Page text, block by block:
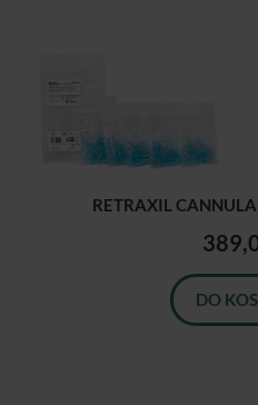
RETRAXIL
DO